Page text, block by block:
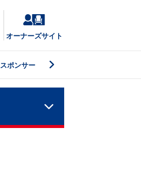
オーナーズサイト
スポンサー